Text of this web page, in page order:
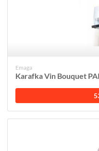
Emaga
Karafka Vin Bouquet